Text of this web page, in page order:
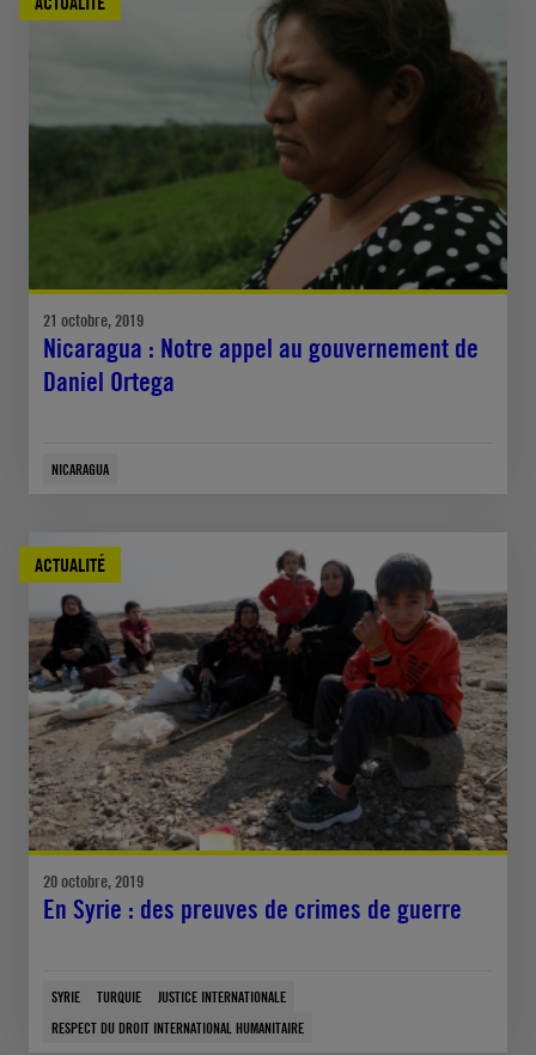
21 octobre, 2019
Nicaragua : Notre appel au gouvernement de
Daniel Ortega
NICARAGUA
ACTUALITÉ
20 octobre, 2019
En Syrie : des preuves de crimes de guerre
SYRIE TURQUIE
JUSTICE INTERNATIONALE
RESPECT DU DROIT INTERNATIONAL HUMANITAIRE